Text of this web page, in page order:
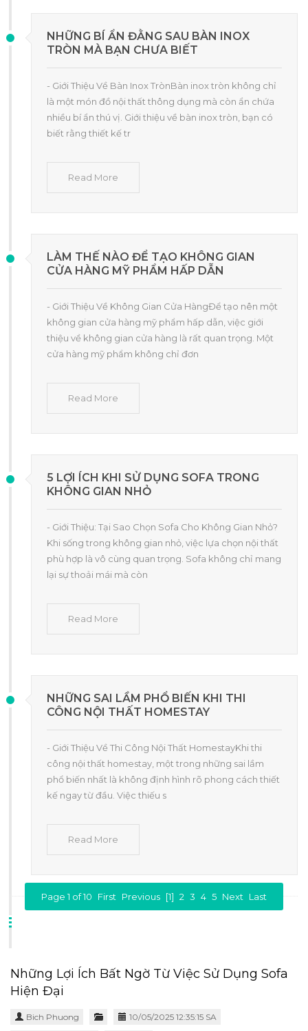
NHỮNG BÍ ẨN ĐẰNG SAU BÀN INOX
TRÒN MÀ BẠN CHƯA BIẾT
- Giới Thiệu Về Bàn Inox TrònBàn inox tròn không chỉ
là một món đồ nội thất thông dụng mà còn ẩn chứa
nhiều bí ẩn thú vị. Giới thiệu về bàn inox tròn, bạn có
biết rằng thiết kế tr
Read More
LÀM THẾ NÀO ĐỂ TẠO KHÔNG GIAN
CỬA HÀNG MỸ PHẨM HẤP DẪN
- Giới Thiệu Về Không Gian Cửa HàngĐể tạo nên một
không gian cửa hàng mỹ phẩm hấp dẫn, việc giới
thiệu về không gian cửa hàng là rất quan trọng. Một
cửa hàng mỹ phẩm không chỉ đơn
Read More
5 LỢI ÍCH KHI SỬ DỤNG SOFA TRONG
KHÔNG GIAN NHỎ
- Giới Thiệu: Tại Sao Chọn Sofa Cho Không Gian Nhỏ?
Khi sống trong không gian nhỏ, việc lựa chọn nội thất
phù hợp là vô cùng quan trọng. Sofa không chỉ mang
lại sự thoải mái mà còn
Read More
NHỮNG SAI LẦM PHỔ BIẾN KHI THI
CÔNG NỘI THẤT HOMESTAY
- Giới Thiệu Về Thi Công Nội Thất HomestayKhi thi
công nội thất homestay, một trong những sai lầm
phổ biến nhất là không định hình rõ phong cách thiết
kế ngay từ đầu. Việc thiếu s
Read More
Page 1 of 10 First Previous [1] 2 3 4 5 Next Last
Những Lợi Ích Bất Ngờ Từ Việc Sử Dụng Sofa
Hiện Đại
Bich Phuong 10/05/2025 12:35:15 SA